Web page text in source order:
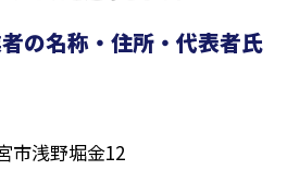
の名称・住所・代表者氏
市浅野堀金12